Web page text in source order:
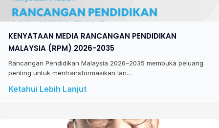
KENYATAAN MEDIA RANCANGAN PENDIDIKAN
MALAYSIA (RPM) 2026-2035
Rancangan Pendidikan Malaysia 2026–2035 membuka peluang
penting untuk mentransformasikan lan...
Ketahui Lebih Lanjut